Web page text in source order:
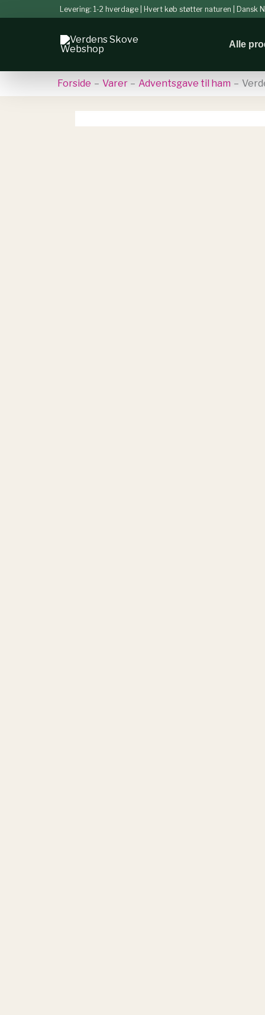
Levering: 1-2 hverdage | Hvert køb støtter naturen | Dansk
Alle
Forside Varer Adventsgave til ham